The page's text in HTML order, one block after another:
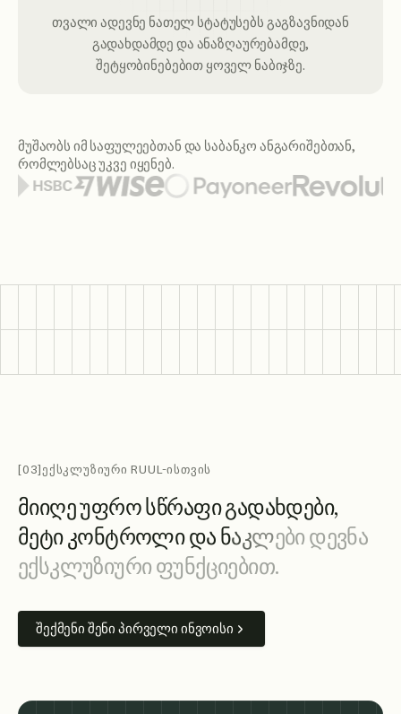
თვალი ადევნე ნათელ სტატუსებს გაგზავნიდან
გადახდამდე და ანაზღაურებამდე,
შეტყობინებებით ყოველ ნაბიჯზე.
მუშაობს იმ საფულეებთან და საბანკო ანგარიშებთან,
რომლებსაც უკვე იყენებ.
[03]ᲔᲥᲡᲙᲚᲣᲖᲘᲣᲠᲘ RUUL-ᲘᲡᲗᲕᲘᲡ
მიიღეუფროსწრაფიგადახდები,
მეტიკონტროლიდანაკლებიდევნა
ექსკლუზიურიფუნქციებით.
შექმენი შენი პირველი ინვოისი